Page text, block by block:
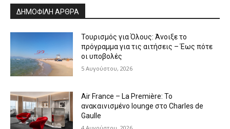
ΔΗΜΟΦΙΛΗ ΑΡΘΡΑ
Τουρισμός για Όλους: Άνοιξε το
πρόγραμμα για τις αιτήσεις – Έως πότε
οι υποβολές
5 Αυγούστου, 2026
Air France – La Première: Το
ανακαινισμένο lounge στο Charles de
Gaulle